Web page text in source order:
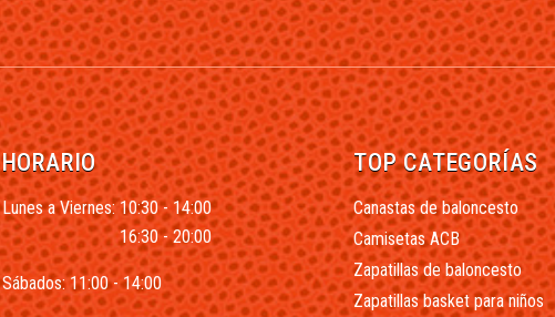
HORARIO
Lunes a Viernes: 10:30 - 14:00
16:30 - 20:00
Sábados: 11:00 - 14:00
TOP CATEGORÍAS
Canastas de baloncesto
Camisetas ACB
Zapatillas de baloncesto
Zapatillas basket para niños